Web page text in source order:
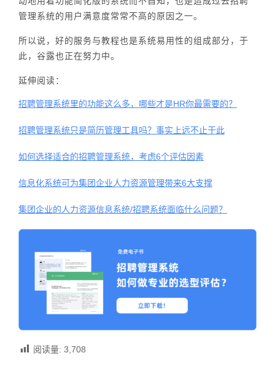
管理系统的用户满意度常常不高的原因之一。
所以说，好的服务与教程也是系统易用性的组成部分，于
此，谷露也正在努力中。
延伸阅读：
招聘管理系统里的功能这么多，哪些才是HR你最需要的？
招聘管理系统只是简历管理工具吗？事实上远不止于此
如何选择适合的招聘管理系统，考虑6个评估因素
信息化系统可为集团企业人力资源管理带来6大支撑
集团企业的人力资源信息系统/招聘系统面临什么问题？
阅读量: 3,708